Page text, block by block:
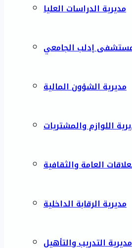
مديرية الدراسات العليا
إدلب الجامعي
مديرية الشؤون المالية
اللوازم والمشتريات
العامة والثقافية
مديرية الرقابة الداخلية
مديرية التدريب والتأهيل